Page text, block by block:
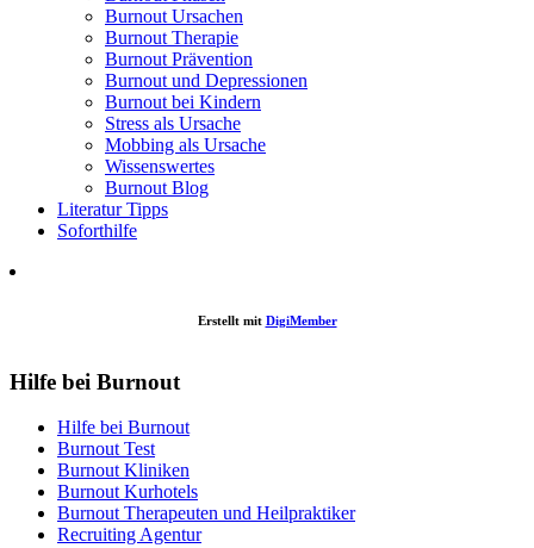
Burnout Ursachen
Burnout Therapie
Burnout Prävention
Burnout und Depressionen
Burnout bei Kindern
Stress als Ursache
Mobbing als Ursache
Wissenswertes
Burnout Blog
Literatur Tipps
Soforthilfe
Erstellt mit DigiMember
Hilfe bei Burnout
Hilfe bei Burnout
Burnout Test
Burnout Kliniken
Burnout Kurhotels
Burnout Therapeuten und Heilpraktiker
Recruiting Agentur